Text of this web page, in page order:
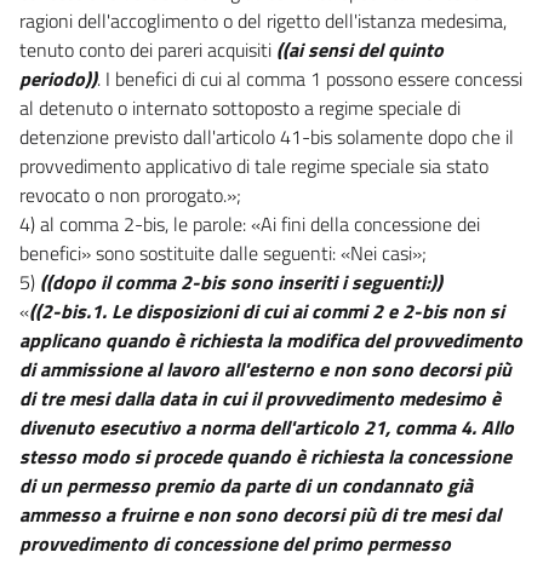
ragioni dell'accoglimento o del rigetto dell'istanza medesima,
tenuto conto dei pareri acquisiti ((ai sensi del quinto
periodo)). I benefici di cui al comma 1 possono essere concessi
al detenuto o internato sottoposto a regime speciale di
detenzione previsto dall'articolo 41-bis solamente dopo che il
provvedimento applicativo di tale regime speciale sia stato
revocato o non prorogato.»;
4) al comma 2-bis, le parole: «Ai fini della concessione dei
benefici» sono sostituite dalle seguenti: «Nei casi»;
5) ((dopo il comma 2-bis sono inseriti i seguenti:))
«((2-bis.1. Le disposizioni di cui ai commi 2 e 2-bis non si
applicano quando è richiesta la modifica del provvedimento
di ammissione al lavoro all'esterno e non sono decorsi più
di tre mesi dalla data in cui il provvedimento medesimo è
divenuto esecutivo a norma dell'articolo 21, comma 4. Allo
stesso modo si procede quando è richiesta la concessione
di un permesso premio da parte di un condannato già
ammesso a fruirne e non sono decorsi più di tre mesi dal
provvedimento di concessione del primo permesso